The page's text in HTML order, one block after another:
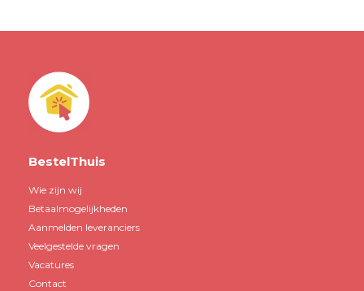
BestelThuis
Wie zijn wij
Betaalmogelijkheden
Aanmelden leveranciers
Veelgestelde vragen
Vacatures
Contact